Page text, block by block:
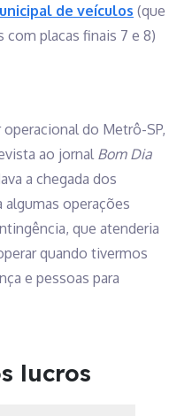
de veículos (que
com placas finais 7 e 8)
do Metrô-SP,
ao jornal Bom Dia
a chegada dos
algumas operações
que atenderia
quando tivermos
e pessoas para
lucros